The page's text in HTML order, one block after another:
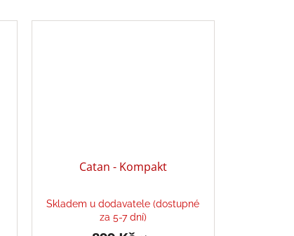
Catan - Kompakt
Skladem u dodavatele (dostupné
za 5-7 dní)